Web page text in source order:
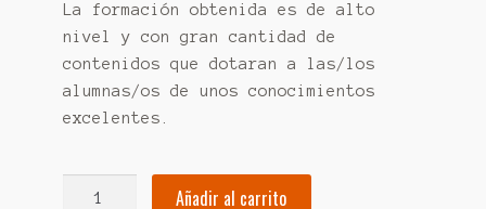
La formación obtenida es de alto
nivel y con gran cantidad de
contenidos que dotaran a las/los
alumnas/os de unos conocimientos
excelentes.
Añadir al carrito